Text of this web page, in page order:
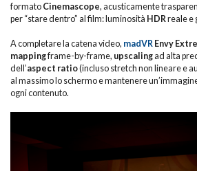
formato Cinemascope, acusticamente
per “stare dentro” al film: luminosità HDR reale e
A completare la catena video, madVR Envy
mappingframe-by-frame, upscalingad alta
dell’aspect ratio(incluso stretch non lineare e
al massimo lo schermo e mantenere
ogni contenuto.